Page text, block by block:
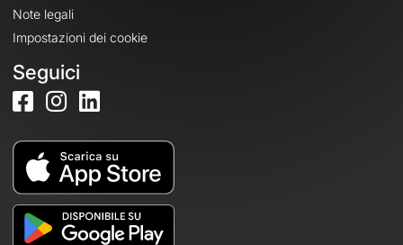
Note legali
Impostazioni dei cookie
Seguici